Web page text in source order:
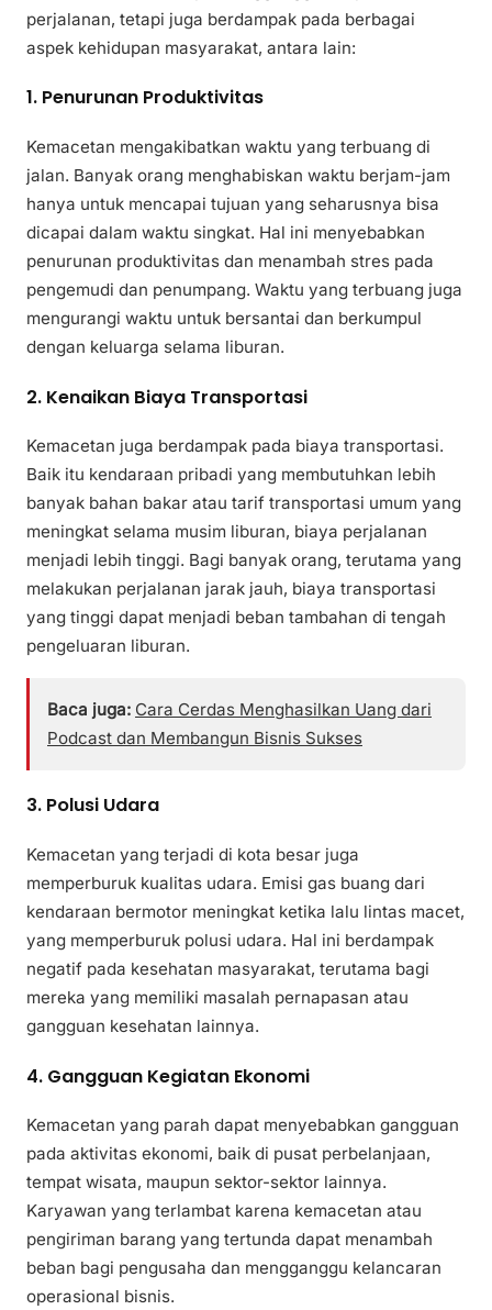
perjalanan, tetapi juga berdampak pada berbagai
aspek kehidupan masyarakat, antara lain:
1. Penurunan Produktivitas
Kemacetan mengakibatkan waktu yang terbuang di
jalan. Banyak orang menghabiskan waktu berjam-jam
hanya untuk mencapai tujuan yang seharusnya bisa
dicapai dalam waktu singkat. Hal ini menyebabkan
penurunan produktivitas dan menambah stres pada
pengemudi dan penumpang. Waktu yang terbuang juga
mengurangi waktu untuk bersantai dan berkumpul
dengan keluarga selama liburan.
2. Kenaikan Biaya Transportasi
Kemacetan juga berdampak pada biaya transportasi.
Baik itu kendaraan pribadi yang membutuhkan lebih
banyak bahan bakar atau tarif transportasi umum yang
meningkat selama musim liburan, biaya perjalanan
menjadi lebih tinggi. Bagi banyak orang, terutama yang
melakukan perjalanan jarak jauh, biaya transportasi
yang tinggi dapat menjadi beban tambahan di tengah
pengeluaran liburan.
Baca juga: Cara Cerdas Menghasilkan Uang dari
Podcast dan Membangun Bisnis Sukses
3. Polusi Udara
Kemacetan yang terjadi di kota besar juga
memperburuk kualitas udara. Emisi gas buang dari
kendaraan bermotor meningkat ketika lalu lintas macet,
yang memperburuk polusi udara. Hal ini berdampak
negatif pada kesehatan masyarakat, terutama bagi
mereka yang memiliki masalah pernapasan atau
gangguan kesehatan lainnya.
4. Gangguan Kegiatan Ekonomi
Kemacetan yang parah dapat menyebabkan gangguan
pada aktivitas ekonomi, baik di pusat perbelanjaan,
tempat wisata, maupun sektor-sektor lainnya.
Karyawan yang terlambat karena kemacetan atau
pengiriman barang yang tertunda dapat menambah
beban bagi pengusaha dan mengganggu kelancaran
operasional bisnis.